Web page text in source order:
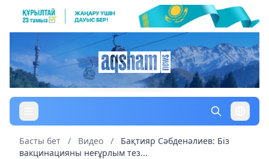
Басты бет / Видео /
Бақтияр Сәбденәлиев: Біз
вакцинацияны неғұрлым тез...